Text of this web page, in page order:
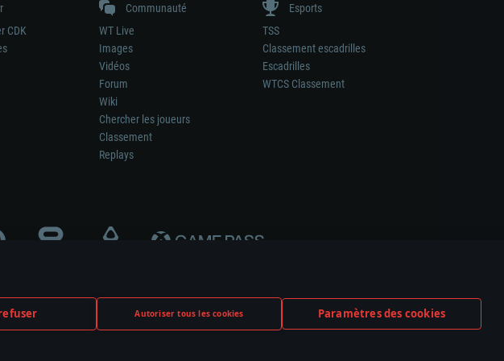
Autoriser tous les cookies Paramètres des cookies
CDK
Communauté
WT Live
Images
Vidéos
Forum
Wiki
Chercher les joueurs
Classement
Replays
Esports
TSS
Classement escadrilles
Escadrilles
WTCS Classement
le sponsoring ou à l’approbation de tout fabricant d’armes ou de véhicule.